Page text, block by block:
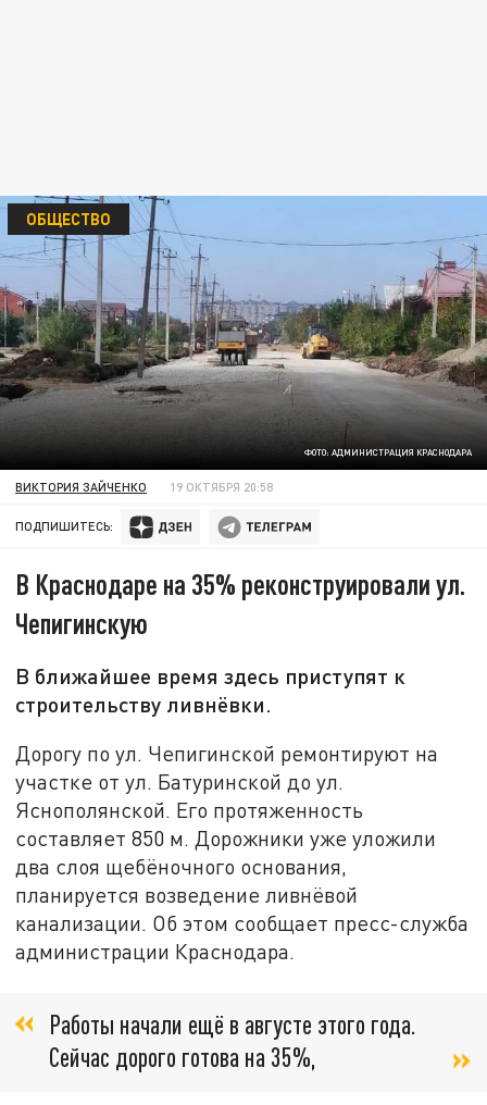
ФОТО: АДМИНИСТРАЦИЯ КРАСНОДАРА
ОБЩЕСТВО
ВИКТОРИЯ ЗАЙЧЕНКО 19 ОКТЯБРЯ 20:58
ПОДПИШИТЕСЬ:
В Краснодаре на 35% реконструировали ул.
Чепигинскую
В ближайшее время здесь приступят к
строительству ливнёвки.
Дорогу по ул. Чепигинской ремонтируют на
участке от ул. Батуринской до ул.
Яснополянской. Его протяженность
составляет 850 м. Дорожники уже уложили
два слоя щебёночного основания,
планируется возведение ливнёвой
канализации. Об этом сообщает пресс-служба
администрации Краснодара.
Работы начали ещё в августе этого года.
Сейчас дорого готова на 35%,